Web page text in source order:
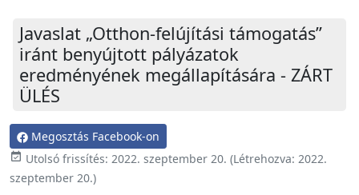
Javaslat „Otthon-felújítási támogatás”
iránt benyújtott pályázatok
eredményének megállapítására - ZÁRT
ÜLÉS
Megosztás Facebook-on
event_available Utolsó frissítés: 2022. szeptember 20. (Létrehozva: 2022.
szeptember 20.)